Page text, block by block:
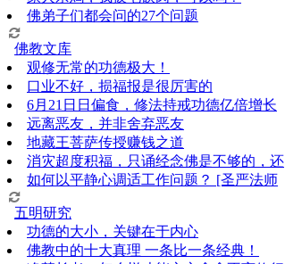
佛弟子们都会问的27个问题
佛教文库
观修无常的功德极大！
口业不好，损福报是很厉害的
6月21日日偏食，修法持戒功德亿倍增长
远离恶友，并非舍弃恶友
地藏王菩萨传授赚钱之道
消灾超度积福，只诵经念佛是不够的，还
如何以平静心调适工作问题？ [圣严法师
五明研究
功德的大小，关键在于内心
佛教中的十大真理 一条比一条经典！